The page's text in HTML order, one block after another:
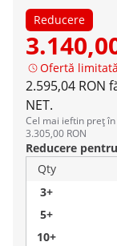
Reducere
Ofertă
2.595,04 RON
NET.
Cel mai ieftin preț
3.305,00 RON
Reducere
Qty
3+
5+
10+